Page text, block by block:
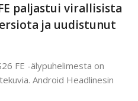
paljastui virallisista
ja uudistunut
FE -älypuhelimesta on
Android Headlinesin